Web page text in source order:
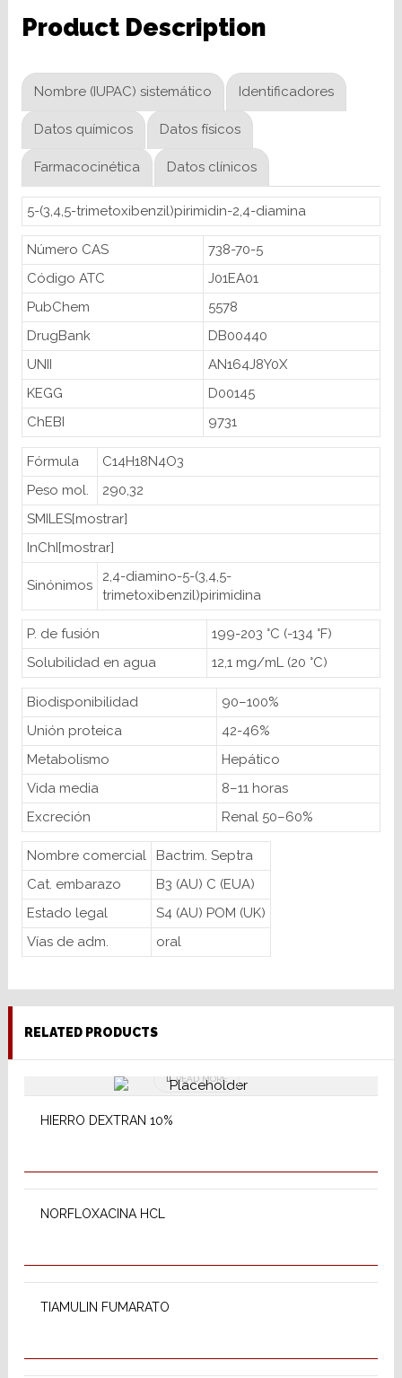
Product Description
Nombre (IUPAC) sistemático Identificadores
Datos químicos Datos físicos
Farmacocinética Datos clínicos
5-(3,4,5-trimetoxibenzil)pirimidin-2,4-diamina
Número CAS
738-70-5
Código ATC
J01EA01
PubChem
5578
DrugBank
DB00440
UNII
AN164J8Y0X
KEGG
D00145
ChEBI
9731
Fórmula
C14H18N4O3
Peso mol.
290,32
SMILES[mostrar]
InChI[mostrar]
Sinónimos
2,4-diamino-5-(3,4,5-
trimetoxibenzil)pirimidina
P. de fusión
199-203 °C (-134 °F)
Solubilidad en agua
12,1 mg/mL (20 °C)
Biodisponibilidad
90–100%
Unión proteica
42-46%
Metabolismo
Hepático
Vida media
8–11 horas
Excreción
Renal 50–60%
Nombre comercial
Bactrim. Septra
Cat. embarazo
B3 (AU) C (EUA)
Estado legal
S4 (AU) POM (UK)
Vías de adm.
oral
RELATED PRODUCTS
HIERRO DEXTRAN 10%
READ MORE
NORFLOXACINA HCL
READ MORE
TIAMULIN FUMARATO
READ MORE
READ MORE